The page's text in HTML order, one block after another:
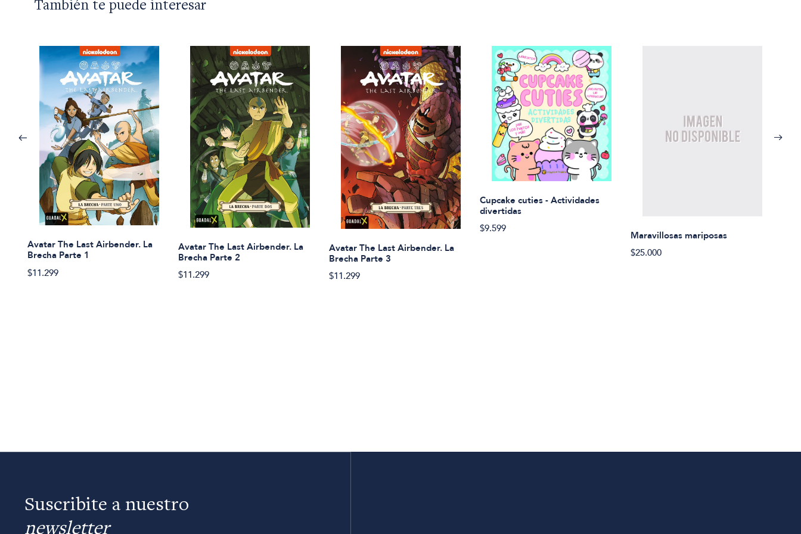
También te puede interesar
Avatar The Last Airbender. La
Brecha Parte 1
$11.299
Avatar The Last Airbender. La
Brecha Parte 2
$11.299
Avatar The Last Airbender. La
Brecha Parte 3
$11.299
Cupcake cuties - Actividades
divertidas
$9.599
Maravillosas mariposas
$25.000
Suscribite a nuestro
newsletter